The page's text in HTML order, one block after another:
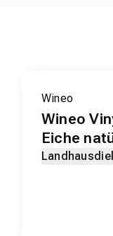
Wineo
Wineo
Eiche